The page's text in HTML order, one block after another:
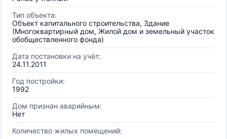
Тип объекта:
Объект капитального строительства, Здание
(Многоквартирный дом, Жилой дом и земельный участок
обобществленного фонда)
Дата постановки на учёт:
24.11.2011
Год постройки:
1992
Дом признан аварийным:
Нет
Количество жилых помещений: